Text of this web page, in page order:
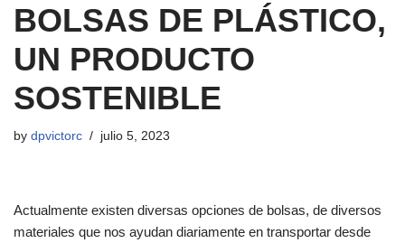
BOLSAS DE PLÁSTICO,
UN PRODUCTO
SOSTENIBLE
by dpvictorc julio 5, 2023
Actualmente existen diversas opciones de bolsas, de diversos
materiales que nos ayudan diariamente en transportar desde